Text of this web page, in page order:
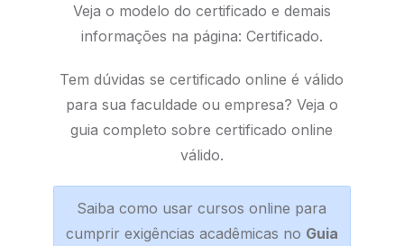
Veja o modelo do certificado e demais
informações na página: Certificado.
Tem dúvidas se certificado online é válido
para sua faculdade ou empresa? Veja o
guia completo sobre certificado online
válido.
Saiba como usar cursos online para
cumprir exigências acadêmicas no Guia